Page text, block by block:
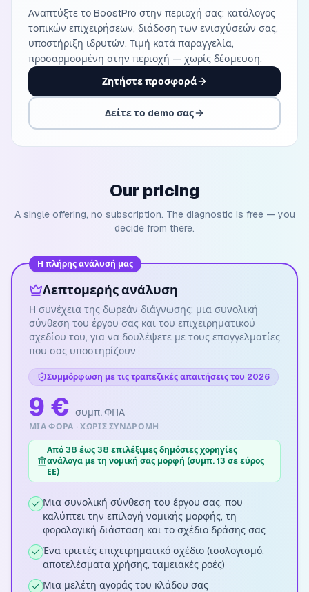
Αναπτύξτε το BoostPro στην περιοχή σας: κατάλογος
τοπικών επιχειρήσεων, διάδοση των ενισχύσεών σας,
υποστήριξη ιδρυτών. Τιμή κατά παραγγελία,
προσαρμοσμένη στην περιοχή — χωρίς δέσμευση.
Ζητήστε προσφορά
Δείτε το demo σας
Our pricing
A single offering, no subscription. The diagnostic is free — you
decide from there.
Η πλήρης ανάλυσή μας
Λεπτομερής ανάλυση
Η συνέχεια της δωρεάν διάγνωσης: μια συνολική
σύνθεση του έργου σας και του επιχειρηματικού
σχεδίου του, για να δουλέψετε με τους επαγγελματίες
που σας υποστηρίζουν
Συμμόρφωση με τις τραπεζικές απαιτήσεις του 2026
9 € συμπ. ΦΠΑ
ΜΊΑ ΦΟΡΆ · ΧΩΡΊΣ ΣΥΝΔΡΟΜΉ
Από 38 έως 38 επιλέξιμες δημόσιες χορηγίες
ανάλογα με τη νομική σας μορφή (συμπ. 13 σε εύρος
ΕΕ)
Μια συνολική σύνθεση του έργου σας, που
καλύπτει την επιλογή νομικής μορφής, τη
φορολογική διάσταση και το σχέδιο δράσης σας
Ένα τριετές επιχειρηματικό σχέδιο (ισολογισμό,
αποτελέσματα χρήσης, ταμειακές ροές)
Μια μελέτη αγοράς του κλάδου σας